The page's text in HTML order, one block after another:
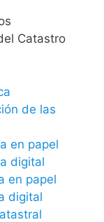
Catastro
de las
en papel
digital
en papel
digital